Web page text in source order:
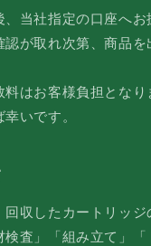
当社指定の口座へお
認が取れ次第、商品を
料はお客様負担となり
いです。
収したカートリッジ
検査」「組み立て」